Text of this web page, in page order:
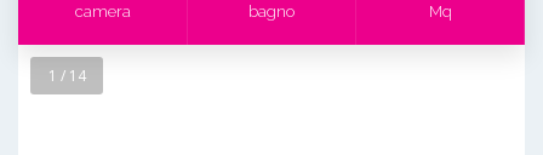
camera bagno Mq
1 / 14